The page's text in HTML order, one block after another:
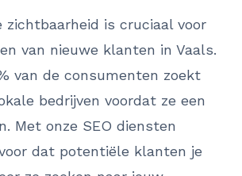
zichtbaarheid is cruciaal voor
van nieuwe klanten in Vaals.
van de consumenten zoekt
bedrijven voordat ze een
Met onze SEO diensten
dat potentiële klanten je